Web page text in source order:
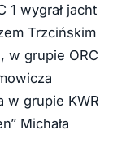
1 wygrał jacht
Trzcińskim
w grupie ORC
w grupie KWR
Michała